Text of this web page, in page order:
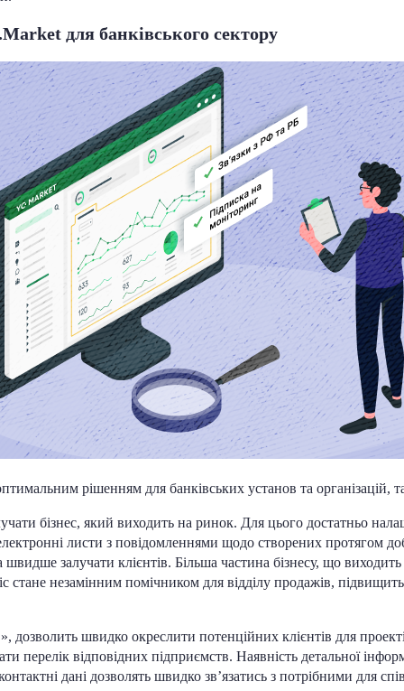
для банківського сектору
рішенням для банківських установ та організацій,
бізнес, який виходить на ринок. Для цього достатньо
листи з повідомленнями щодо створених протягом
залучати клієнтів. Більша частина бізнесу, що
незамінним помічником для відділу продажів, підвищить
дозволить швидко окреслити потенційних клієнтів для
перелік відповідних підприємств. Наявність детальної
дані дозволять швидко зв’язатись з потрібними для